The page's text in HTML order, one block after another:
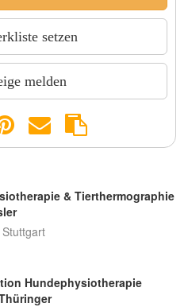
setzen
melden
& Tierthermographie
Hundephysiotherapie